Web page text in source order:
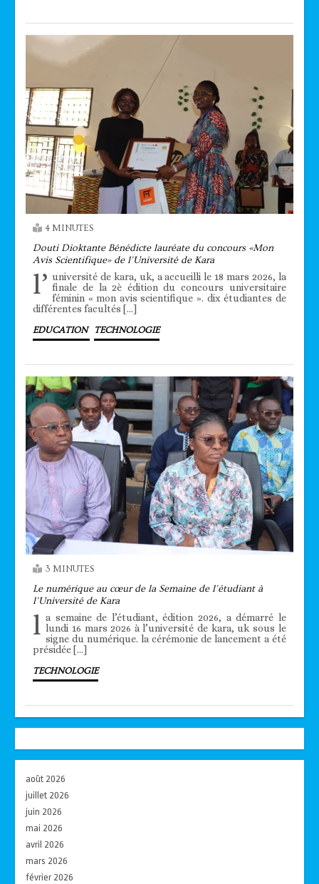
4 MINUTES
Douti Dioktante Bénédicte lauréate du concours «Mon
Avis Scientifique» de l’Université de Kara
l’ université de kara, uk, a accueilli le 18 mars 2026, la
finale de la 2è édition du concours universitaire
féminin « mon avis scientifique ». dix étudiantes de
différentes facultés […]
EDUCATION TECHNOLOGIE
3 MINUTES
Le numérique au cœur de la Semaine de l’étudiant à
l’Université de Kara
l a semaine de l’étudiant, édition 2026, a démarré le
lundi 16 mars 2026 à l’université de kara, uk sous le
signe du numérique. la cérémonie de lancement a été
présidée […]
TECHNOLOGIE
août 2026
juillet 2026
juin 2026
mai 2026
avril 2026
mars 2026
février 2026